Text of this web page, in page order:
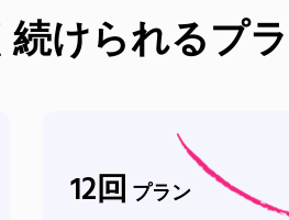
けられるプ
12回 プラン